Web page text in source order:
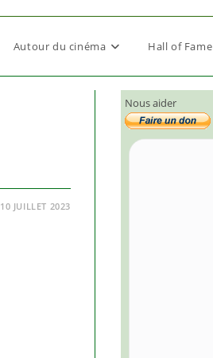
Autour du cinéma Hall of Fame
10 JUILLET 2023
Nous aider